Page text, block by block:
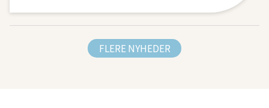
FLERE NYHEDER